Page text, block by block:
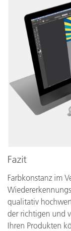
Fazit
Farbkonstanz im
qualitativ
der richtigen und
Ihren Produkten